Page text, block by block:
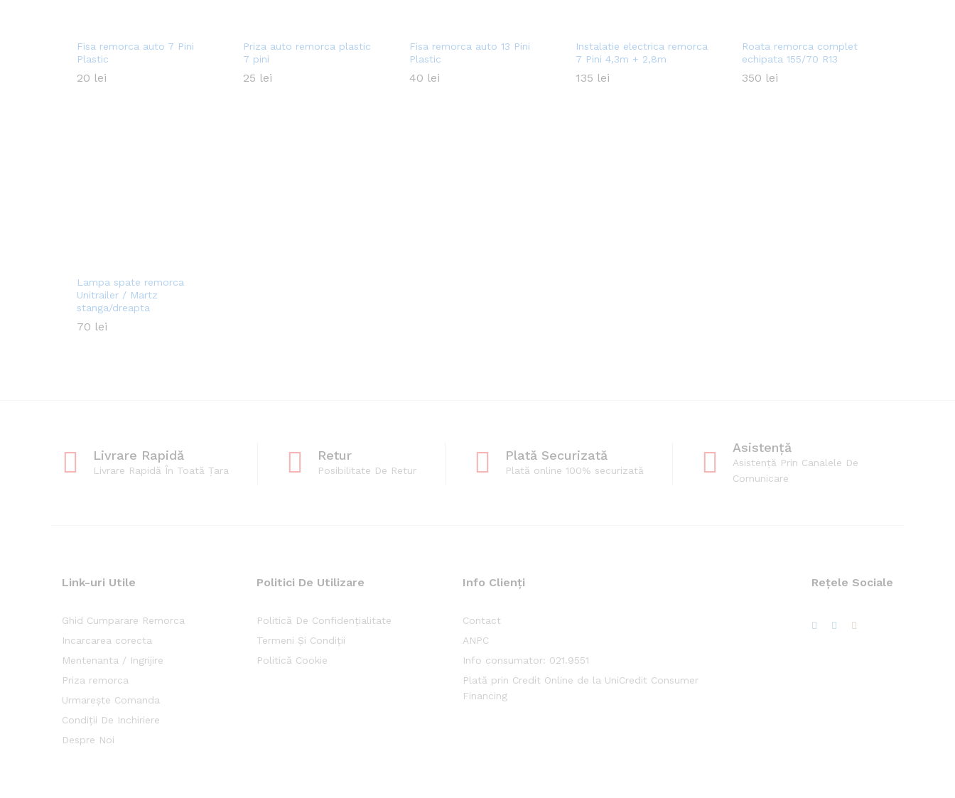
Fisa remorca auto 7 Pini
Plastic
20 lei
20 lei
Priza auto remorca plastic
7 pini
25 lei
25 lei
Fisa remorca auto 13 Pini
Plastic
40 lei
40 lei
Instalatie electrica remorca
7 Pini 4,3m + 2,8m
135 lei
135 lei
Roata remorca complet
echipata 155/70 R13
350 lei
350 lei
Lampa spate remorca
Unitrailer / Martz
stanga/dreapta
70 lei
70 lei
Livrare Rapidă
Livrare Rapidă În Toată Țara
Retur
Posibilitate De Retur
Plată Securizată
Plată online 100% securizată
Asistență
Asistență Prin Canalele De
Comunicare
Link-uri Utile
Ghid Cumparare Remorca
Incarcarea corecta
Mentenanta / Ingrijire
Priza remorca
Urmarește Comanda
Condiții De Inchiriere
Despre Noi
Politici De Utilizare
Politică De Confidențialitate
Termeni Și Condiții
Politică Cookie
Info Clienți
Contact
ANPC
Info consumator: 021.9551
Plată prin Credit Online de la UniCredit Consumer
Financing
Rețele Sociale